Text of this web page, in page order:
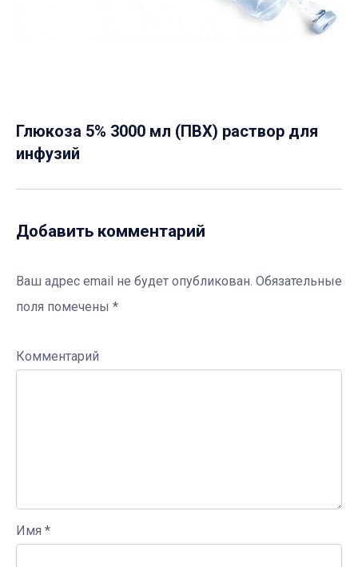
Глюкоза 5% 3000 мл (ПВХ) раствор для
инфузий
Добавить комментарий
Ваш адрес email не будет опубликован. Обязательные
поля помечены *
Комментарий
Имя *